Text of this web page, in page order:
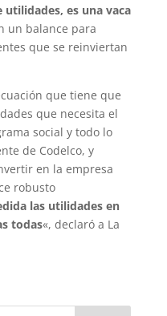
es una vaca
un balance para
que se reinviertan
que tiene que
que necesita el
social y todo lo
de Codelco, y
en la empresa
robusto
las utilidades en
todas«, declaró a La